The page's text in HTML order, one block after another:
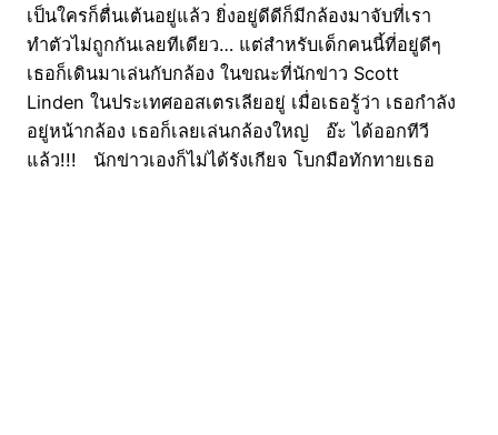
เป็นใครก็ตื่นเต้นอยู่แล้ว ยิ่งอยู่ดีดีก็มีกล้องมาจับที่เรา
ทำตัวไม่ถูกกันเลยทีเดียว… แต่สำหรับเด็กคนนี้ที่อยู่ดีๆ
เธอก็เดินมาเล่นกับกล้อง ในขณะที่นักข่าว Scott
Linden ในประเทศออสเตรเลียอยู่ เมื่อเธอรู้ว่า เธอกำลัง
อยู่หน้ากล้อง เธอก็เลยเล่นกล้องใหญ่ อ๊ะ ได้ออกทีวี
แล้ว!!! นักข่าวเองก็ไม่ได้รังเกียจ โบกมือทักทายเธอ